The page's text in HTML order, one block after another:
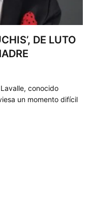
DE LUTO
conocido
un momento difícil